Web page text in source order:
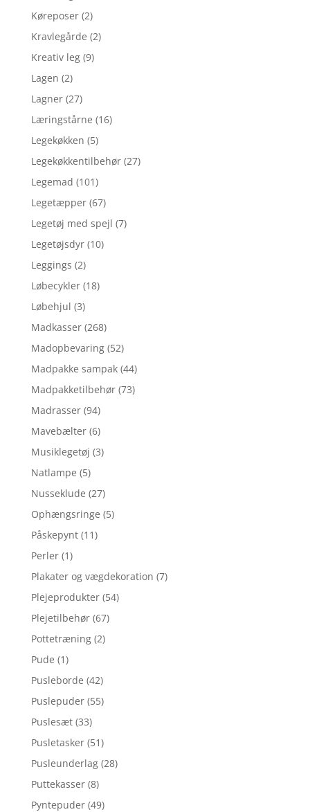
Køreposer (2)
Kravlegårde (2)
Kreativ leg (9)
Lagen (2)
Lagner (27)
Læringstårne (16)
Legekøkken (5)
Legekøkkentilbehør (27)
Legemad (101)
Legetæpper (67)
Legetøj med spejl (7)
Legetøjsdyr (10)
Leggings (2)
Løbecykler (18)
Løbehjul (3)
Madkasser (268)
Madopbevaring (52)
Madpakke sampak (44)
Madpakketilbehør (73)
Madrasser (94)
Mavebælter (6)
Musiklegetøj (3)
Natlampe (5)
Nusseklude (27)
Ophængsringe (5)
Påskepynt (11)
Perler (1)
Plakater og vægdekoration (7)
Plejeprodukter (54)
Plejetilbehør (67)
Pottetræning (2)
Pude (1)
Pusleborde (42)
Puslepuder (55)
Puslesæt (33)
Pusletasker (51)
Pusleunderlag (28)
Puttekasser (8)
Pyntepuder (49)